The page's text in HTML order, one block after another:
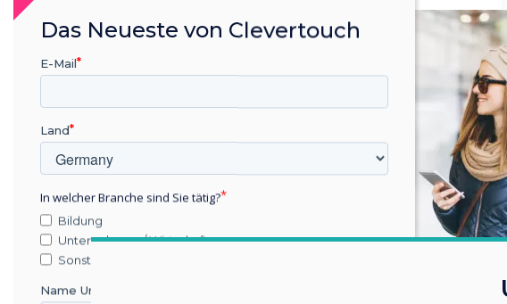
Das Neueste von Clevertouch
E-Mail
Land
In welcher Branche sind Sie tätig?
Bildung
Unternehmen / Wirtschaft
Sonstiges
Name Unternehmen/Einrichtung